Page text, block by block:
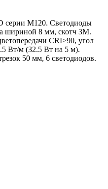
серии M120. Светодиоды
шириной 8 мм, скотч 3M.
CRI>90, угол
Вт/м (32.5 Вт на 5 м).
50 мм, 6 светодиодов.